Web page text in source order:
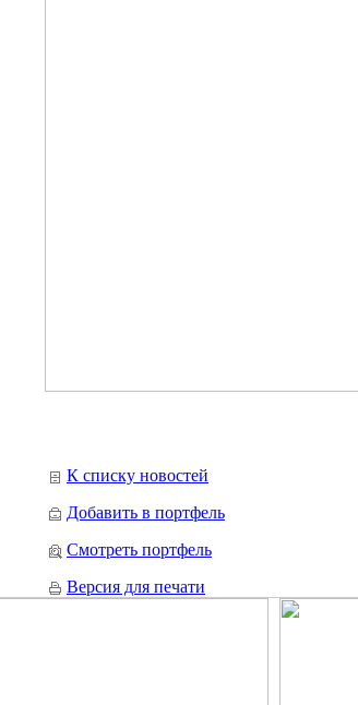
К списку новостей
Добавить в портфель
Смотреть портфель
Версия для печати